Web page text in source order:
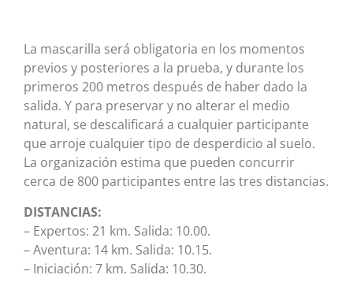
La mascarilla será obligatoria en los momentos
previos y posteriores a la prueba, y durante los
primeros 200 metros después de haber dado la
salida. Y para preservar y no alterar el medio
natural, se descalificará a cualquier participante
que arroje cualquier tipo de desperdicio al suelo.
La organización estima que pueden concurrir
cerca de 800 participantes entre las tres distancias.
DISTANCIAS:
– Expertos: 21 km. Salida: 10.00.
– Aventura: 14 km. Salida: 10.15.
– Iniciación: 7 km. Salida: 10.30.